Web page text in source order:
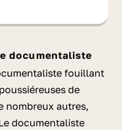
documentaliste
fouillant
de
nombreux autres,
documentaliste